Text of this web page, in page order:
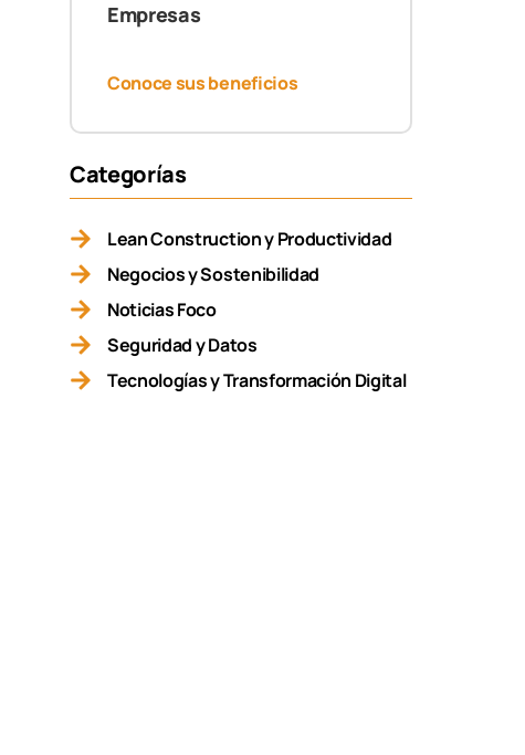
Empresas
Conoce sus beneficios
Categorías
Lean Construction y Productividad
Negocios y Sostenibilidad
Noticias Foco
Seguridad y Datos
Tecnologías y Transformación Digital